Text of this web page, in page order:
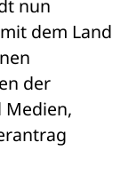
nun
dem Land
der